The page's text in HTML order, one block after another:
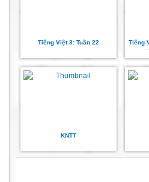
Tiếng Việt 3: Tuần 22
Tiếng
KNTT